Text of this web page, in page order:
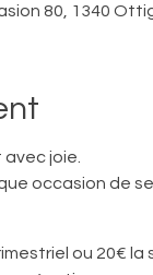
80, 1340
joie.
occasion de
ou 20€ la